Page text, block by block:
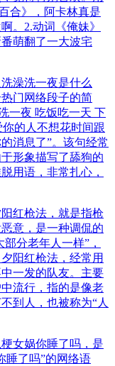
合》，阿卡林真是
。2.动词《俺妹》
萌翻了一大波宅
澡洗一夜是什么
门网络段子的简
一夜 吃饭吃一天 下
的人不想花时间跟
消息了”。该句经常
形象描写了舔狗的
用语，非常扎心，
红枪法，就是指枪
意，是一种调侃的
分老年人一样”，
阳红枪法，经常用
一发的队友。主要
流行，指的是像老
到人，也被称为“人
女娲你睡了吗，是
睡了吗”的网络语